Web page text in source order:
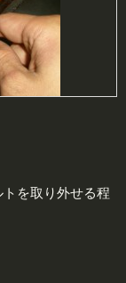
を取り外せる程